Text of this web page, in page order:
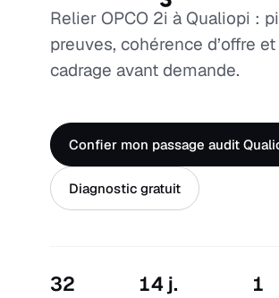
Relier OPCO 2i à Qualiopi :
preuves, cohérence d’offre et
cadrage avant demande.
Confier mon passage audit
Diagnostic gratuit
32 14 j. 1